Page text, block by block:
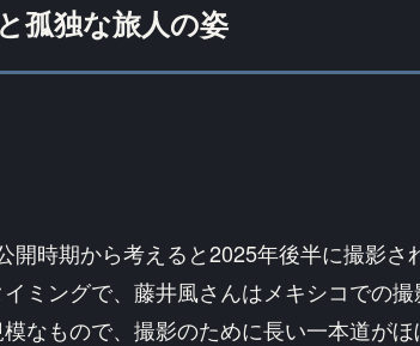
孤独な旅人の姿
時期から考えると2025年後半に撮影さ
ミングで、藤井風さんはメキシコでの
なもので、撮影のために長い一本道が